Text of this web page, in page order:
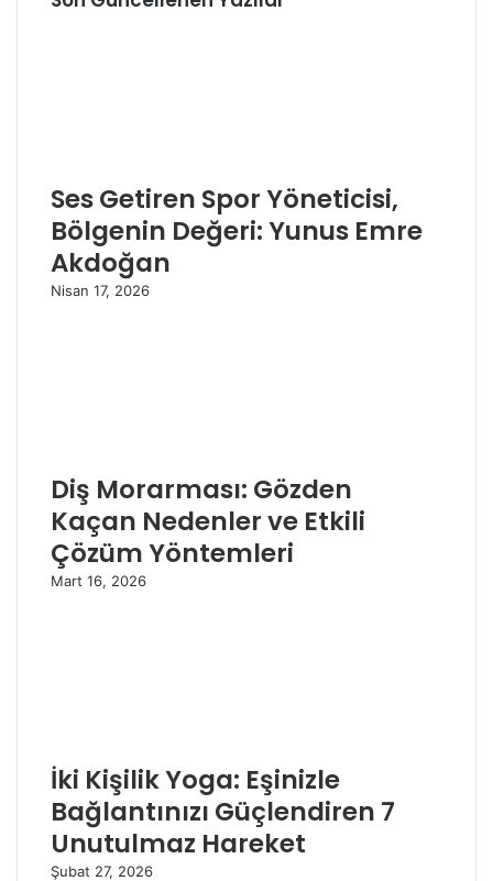
Ses Getiren Spor Yöneticisi,
Bölgenin Değeri: Yunus Emre
Akdoğan
Nisan 17, 2026
Diş Morarması: Gözden
Kaçan Nedenler ve Etkili
Çözüm Yöntemleri
Mart 16, 2026
İki Kişilik Yoga: Eşinizle
Bağlantınızı Güçlendiren 7
Unutulmaz Hareket
Şubat 27, 2026